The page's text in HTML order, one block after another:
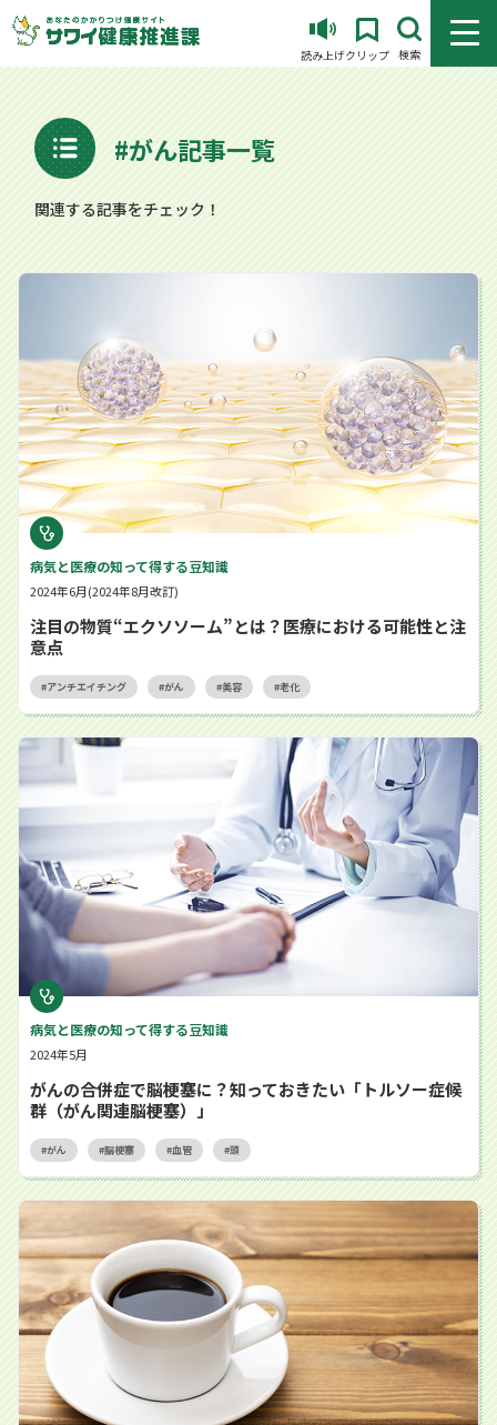
読み上げクリップ 検索 メニ
#がん記事一覧
関連する記事をチェック！
注目の物質“エクソソーム”とは？医療における可能性と注意点
病気と医療の知って得する豆知識
2024年6月(2024年8月改訂)
注目の物質“エクソソーム”とは？医療における可能性と注
意点
アンチエイチング がん 美容 老化
がんの合併症で脳梗塞に？知っておきたい「トルソー症候群（がん
病気と医療の知って得する豆知識
2024年5月
がんの合併症で脳梗塞に？知っておきたい「トルソー症候
群（がん関連脳梗塞）」
がん 脳梗塞 血管 頭
研究で分かった！毎日のコーヒー習慣がもたらす健康メリット